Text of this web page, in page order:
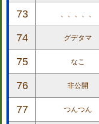
73
74 グデタマ
75 なこ
76 非公開
77 つんつん